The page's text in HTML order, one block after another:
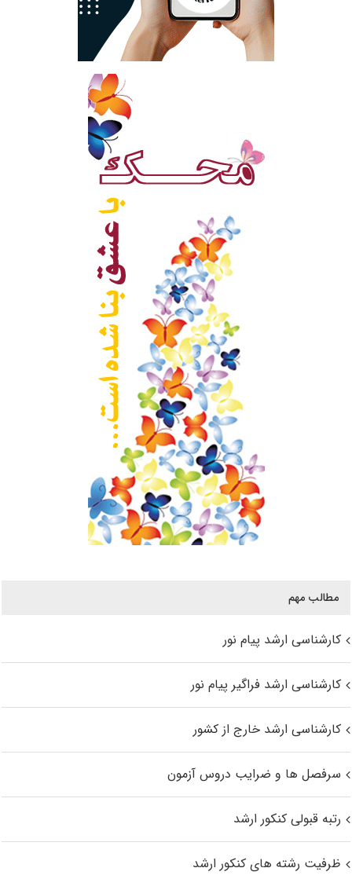
مطالب مهم
کارشناسی ارشد پیام نور
کارشناسی ارشد فراگیر پیام نور
کارشناسی ارشد خارج از کشور
سرفصل ها و ضرایب دروس آزمون
رتبه قبولی کنکور ارشد
ظرفیت رشته های کنکور ارشد